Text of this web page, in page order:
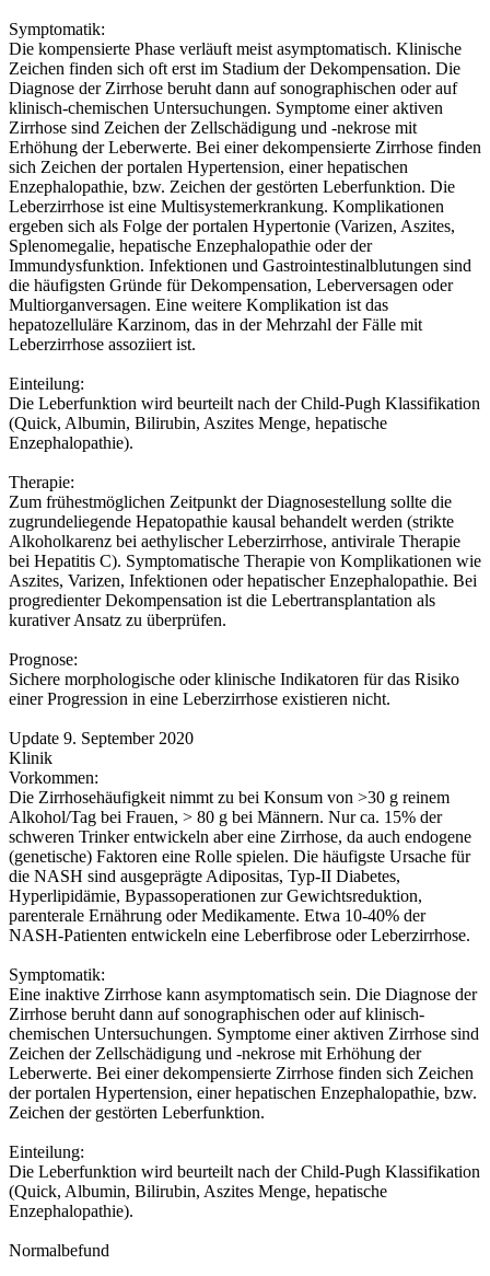
Symptomatik:
Die kompensierte Phase verläuft meist asymptomatisch. Klinische
Zeichen finden sich oft erst im Stadium der Dekompensation. Die
Diagnose der Zirrhose beruht dann auf sonographischen oder auf
klinisch-chemischen Untersuchungen. Symptome einer aktiven
Zirrhose sind Zeichen der Zellschädigung und -nekrose mit
Erhöhung der Leberwerte. Bei einer dekompensierte Zirrhose finden
sich Zeichen der portalen Hypertension, einer hepatischen
Enzephalopathie, bzw. Zeichen der gestörten Leberfunktion. Die
Leberzirrhose ist eine Multisystemerkrankung. Komplikationen
ergeben sich als Folge der portalen Hypertonie (Varizen, Aszites,
Splenomegalie, hepatische Enzephalopathie oder der
Immundysfunktion. Infektionen und Gastrointestinalblutungen sind
die häufigsten Gründe für Dekompensation, Leberversagen oder
Multiorganversagen. Eine weitere Komplikation ist das
hepatozelluläre Karzinom, das in der Mehrzahl der Fälle mit
Leberzirrhose assoziiert ist.
Einteilung:
Die Leberfunktion wird beurteilt nach der Child-Pugh Klassifikation
(Quick, Albumin, Bilirubin, Aszites Menge, hepatische
Enzephalopathie).
Therapie:
Zum frühestmöglichen Zeitpunkt der Diagnosestellung sollte die
zugrundeliegende Hepatopathie kausal behandelt werden (strikte
Alkoholkarenz bei aethylischer Leberzirrhose, antivirale Therapie
bei Hepatitis C). Symptomatische Therapie von Komplikationen wie
Aszites, Varizen, Infektionen oder hepatischer Enzephalopathie. Bei
progredienter Dekompensation ist die Lebertransplantation als
kurativer Ansatz zu überprüfen.
Prognose:
Sichere morphologische oder klinische Indikatoren für das Risiko
einer Progression in eine Leberzirrhose existieren nicht.
Update 9. September 2020
Klinik
Vorkommen:
Die Zirrhosehäufigkeit nimmt zu bei Konsum von >30 g reinem
Alkohol/Tag bei Frauen, > 80 g bei Männern. Nur ca. 15% der
schweren Trinker entwickeln aber eine Zirrhose, da auch endogene
(genetische) Faktoren eine Rolle spielen. Die häufigste Ursache für
die NASH sind ausgeprägte Adipositas, Typ-II Diabetes,
Hyperlipidämie, Bypassoperationen zur Gewichtsreduktion,
parenterale Ernährung oder Medikamente. Etwa 10-40% der
NASH-Patienten entwickeln eine Leberfibrose oder Leberzirrhose.
Symptomatik:
Eine inaktive Zirrhose kann asymptomatisch sein. Die Diagnose der
Zirrhose beruht dann auf sonographischen oder auf klinisch-
chemischen Untersuchungen. Symptome einer aktiven Zirrhose sind
Zeichen der Zellschädigung und -nekrose mit Erhöhung der
Leberwerte. Bei einer dekompensierte Zirrhose finden sich Zeichen
der portalen Hypertension, einer hepatischen Enzephalopathie, bzw.
Zeichen der gestörten Leberfunktion.
Einteilung:
Die Leberfunktion wird beurteilt nach der Child-Pugh Klassifikation
(Quick, Albumin, Bilirubin, Aszites Menge, hepatische
Enzephalopathie).
Normalbefund